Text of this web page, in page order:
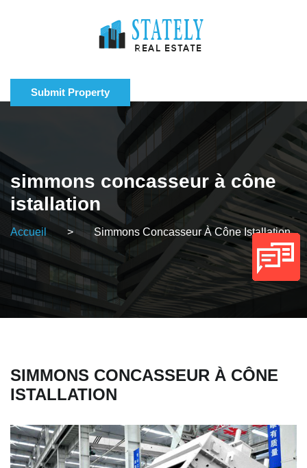
Submit Property
simmons concasseur à cône
istallation
Accueil > Simmons Concasseur À Cône Istallation
SIMMONS CONCASSEUR À CÔNE
ISTALLATION